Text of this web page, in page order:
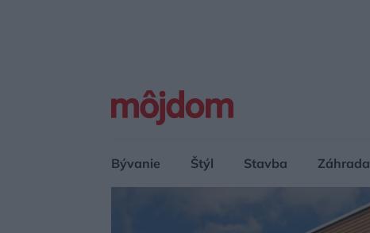
Bývanie Štýl Stavba Záhrada